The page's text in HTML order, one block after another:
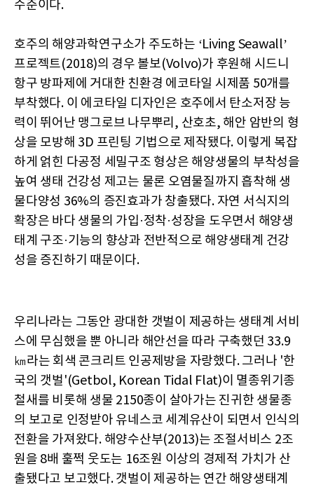
수준이다.
호주의 해양과학연구소가 주도하는 ‘Living Seawall’
프로젝트(2018)의 경우 볼보(Volvo)가 후원해 시드니
항구 방파제에 거대한 친환경 에코타일 시제품 50개를
부착했다. 이 에코타일 디자인은 호주에서 탄소저장 능
력이 뛰어난 맹그로브 나무뿌리, 산호초, 해안 암반의 형
상을 모방해 3D 프린팅 기법으로 제작됐다. 이렇게 복잡
하게 얽힌 다공정 세밀구조 형상은 해양생물의 부착성을
높여 생태 건강성 제고는 물론 오염물질까지 흡착해 생
물다양성 36%의 증진효과가 창출됐다. 자연 서식지의
확장은 바다 생물의 가입·정착·성장을 도우면서 해양생
태계 구조·기능의 향상과 전반적으로 해양생태계 건강
성을 증진하기 때문이다.
우리나라는 그동안 광대한 갯벌이 제공하는 생태계 서비
스에 무심했을 뿐 아니라 해안선을 따라 구축했던 33.9
㎞라는 회색 콘크리트 인공제방을 자랑했다. 그러나 '한
국의 갯벌'(Getbol, Korean Tidal Flat)이 멸종위기종
철새를 비롯해 생물 2150종이 살아가는 진귀한 생물종
의 보고로 인정받아 유네스코 세계유산이 되면서 인식의
전환을 가져왔다. 해양수산부(2013)는 조절서비스 2조
원을 8배 훌쩍 웃도는 16조원 이상의 경제적 가치가 산
출됐다고 보고했다. 갯벌이 제공하는 연간 해양생태계